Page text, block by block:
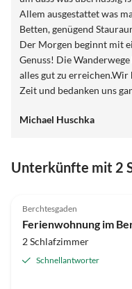
Allem ausgestattet was
Betten, genügend
Der Morgen beginnt mit
Genuss! Die
alles gut zu
Zeit und bedanken uns
Michael Huschka
Unterkünfte mit 2
Berchtesgaden
2 Schlafzimmer
Schnellantworter